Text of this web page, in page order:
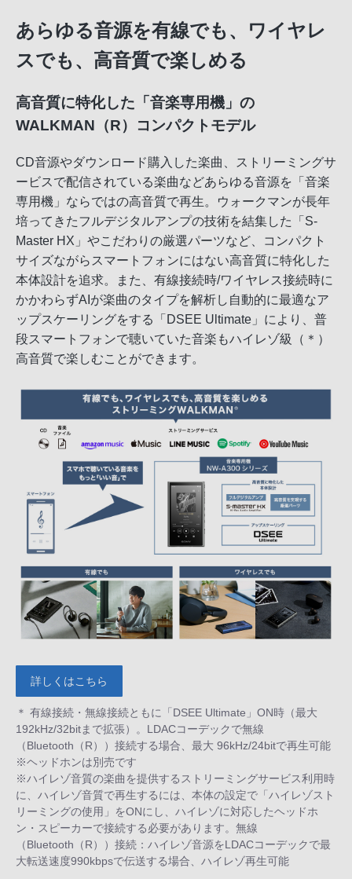
あらゆる音源を有線でも、ワイヤレ
スでも、高音質で楽しめる
高音質に特化した「音楽専用機」の
WALKMAN（R）コンパクトモデル
CD音源やダウンロード購入した楽曲、ストリーミングサ
ービスで配信されている楽曲などあらゆる音源を「音楽
専用機」ならではの高音質で再生。ウォークマンが長年
培ってきたフルデジタルアンプの技術を結集した「S-
Master HX」やこだわりの厳選パーツなど、コンパクト
サイズながらスマートフォンにはない高音質に特化した
本体設計を追求。また、有線接続時/ワイヤレス接続時に
かかわらずAIが楽曲のタイプを解析し自動的に最適なア
ップスケーリングをする「DSEE Ultimate」により、普
段スマートフォンで聴いていた音楽もハイレゾ級（＊）
高音質で楽しむことができます。
詳しくはこちら
＊ 有線接続・無線接続ともに「DSEE Ultimate」ON時（最大
192kHz/32bitまで拡張）。LDACコーデックで無線
（Bluetooth（R））接続する場合、最大 96kHz/24bitで再生可能
※ヘッドホンは別売です
※ハイレゾ音質の楽曲を提供するストリーミングサービス利用時
に、ハイレゾ音質で再生するには、本体の設定で「ハイレゾスト
リーミングの使用」をONにし、ハイレゾに対応したヘッドホ
ン・スピーカーで接続する必要があります。無線
（Bluetooth（R））接続：ハイレゾ音源をLDACコーデックで最
大転送速度990kbpsで伝送する場合、ハイレゾ再生可能